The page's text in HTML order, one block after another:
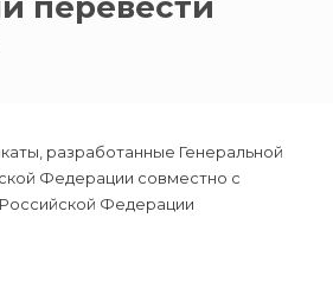
разработанные Генеральной
Федерации совместно с
Федерации